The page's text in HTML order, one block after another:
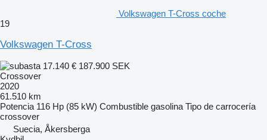
Volkswagen T-Cross coche
19
Volkswagen T-Cross
17.140 € 187.900 SEK
Crossover
2020
61.510 km
Potencia 116 Hp (85 kW) Combustible gasolina Tipo de carrocería
crossover
Suecia, Åkersberga